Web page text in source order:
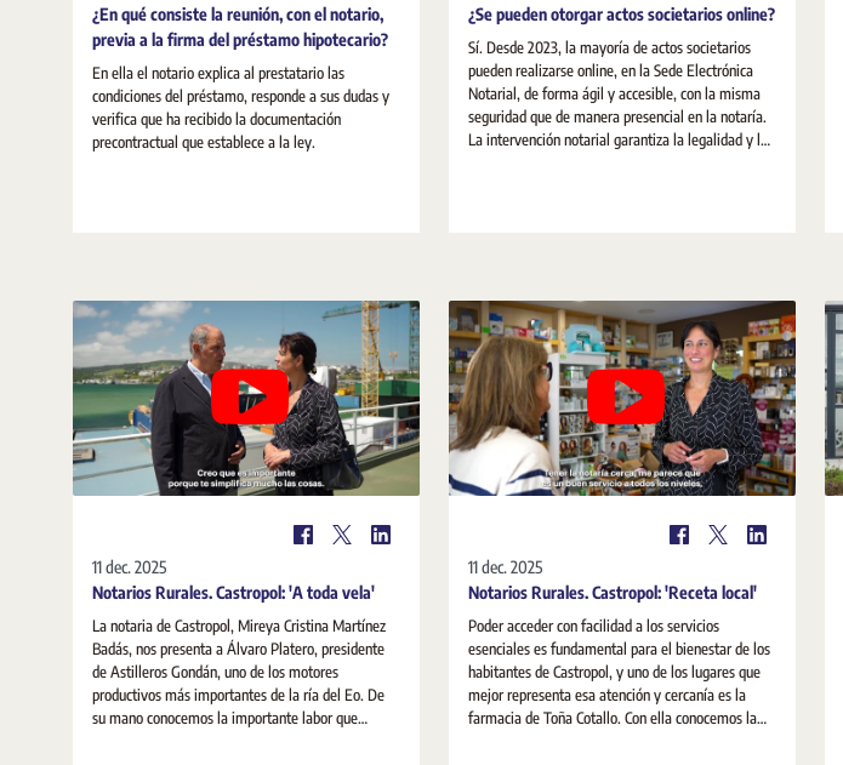
¿En qué consiste la reunión, con el notario,
previa a la firma del préstamo hipotecario?
En ella el notario explica al prestatario las
condiciones del préstamo, responde a sus dudas y
verifica que ha recibido la documentación
precontractual que establece a la ley.
¿Se pueden otorgar actos societarios online?
Sí. Desde 2023, la mayoría de actos societarios
pueden realizarse online, en la Sede Electrónica
Notarial, de forma ágil y accesible, con la misma
seguridad que de manera presencial en la notaría.
La intervención notarial garantiza la legalidad y la
11 dec. 2025
Notarios Rurales. Castropol: 'A toda vela'
La notaria de Castropol, Mireya Cristina Martínez
Badás, nos presenta a Álvaro Platero, presidente
de Astilleros Gondán, uno de los motores
productivos más importantes de la ría del Eo. De
su mano conocemos la importante labor que
11 dec. 2025
Notarios Rurales. Castropol: 'Receta local'
Poder acceder con facilidad a los servicios
esenciales es fundamental para el bienestar de los
habitantes de Castropol, y uno de los lugares que
mejor representa esa atención y cercanía es la
farmacia de Toña Cotallo. Con ella conocemos la